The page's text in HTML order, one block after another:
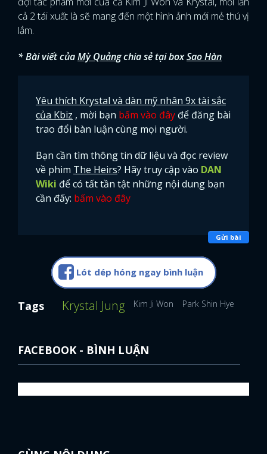
cả 2 tái xuất là sẽ mang đến một hình ảnh mới mẻ thú vị
lắm.
* Bài viết củaMỳ Quảngchia sẻ tại boxSao Hàn
Yêu thích Krystal và dàn mỹ nhân 9x tài sắc
của Kbiz , mời bạn bấm vào đây để đăng bài
trao đổi bàn luận cùng mọi người.
Bạn cần tìm thông tin dữ liệu và đọc review
về phim The Heirs? Hãy truy cập vào DAN
Wiki để có tất tần tật những nội dung bạn
cần đấy: bấm vào đây
Gửi bài
Lót dép hóng ngay bình luận
Tags Krystal Jung Kim Ji Won Park Shin Hye
FACEBOOK - BÌNH LUẬN